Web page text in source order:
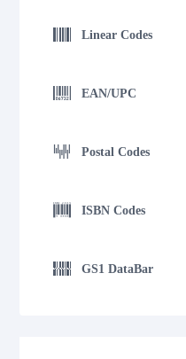
Linear Codes
EAN/UPC
Postal Codes
ISBN Codes
GS1 DataBar